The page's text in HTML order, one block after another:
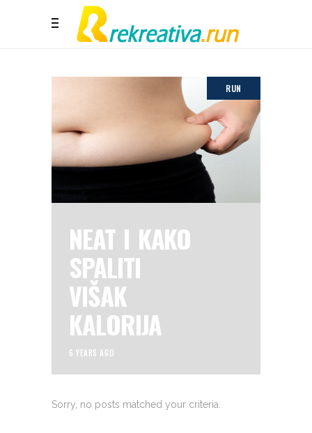
RUN
NEAT I KAKO
SPALITI
VIŠAK
KALORIJA
6 YEARS AGO
Sorry, no posts matched your criteria.